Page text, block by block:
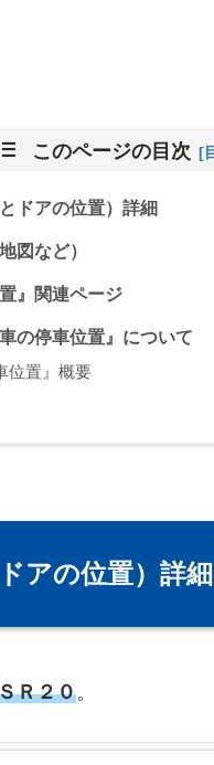
このページの目次
ドアの位置）詳細
図など）
』関連ページ
の停車位置』について
位置』概要
アの位置）詳細
Ｒ２０。